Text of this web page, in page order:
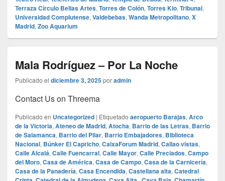
Terraza Círculo Bellas Artes, Torres de Colón, Torres Kio, Tribunal,
Universidad Complutense, Valdebebas, Wanda Metropolitano, X
Madrid, Zoo Aquarium
Mala Rodríguez – Por La Noche
Publicado el diciembre 3, 2025poradmin
Contact Us on Threema
Publicado en Uncategorized | Etiquetado aeropuerto Barajas, Arco
de la Victoria, Ateneo de Madrid, Atocha, Barrio de las Letras, Barrio
de Salamanca, Barrio del Pilar, Barrio Embajadores, Biblioteca
Nacional, Búnker El Capricho, CaixaForum Madrid, Callao vistas,
Calle Alcalá, Calle Fuencarral, Calle Mayor, Calle Preciados, Campo
del Moro, Casa de América, Casa de Campo, Casa de la Carnicería,
Casa de la Panadería, Casa Encendida, Castellana alta, Catedral